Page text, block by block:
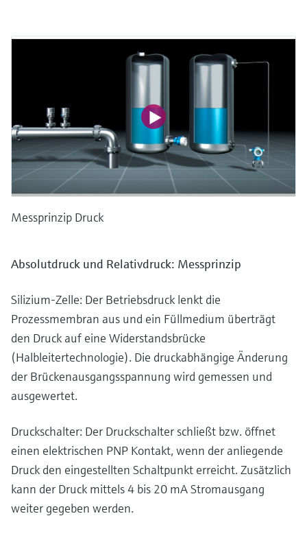
Messprinzip Druck
Absolutdruck und Relativdruck: Messprinzip
Silizium-Zelle: Der Betriebsdruck lenkt die
Prozessmembran aus und ein Füllmedium überträgt
den Druck auf eine Widerstandsbrücke
(Halbleitertechnologie). Die druckabhängige Änderung
der Brückenausgangsspannung wird gemessen und
ausgewertet.
Druckschalter: Der Druckschalter schließt bzw. öffnet
einen elektrischen PNP Kontakt, wenn der anliegende
Druck den eingestellten Schaltpunkt erreicht. Zusätzlich
kann der Druck mittels 4 bis 20 mA Stromausgang
weiter gegeben werden.